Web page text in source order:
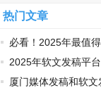
热门文章
必看！2025年最值
台排名
2025年软文发稿平
准投放，解锁高效传
厦门媒体发稿和软